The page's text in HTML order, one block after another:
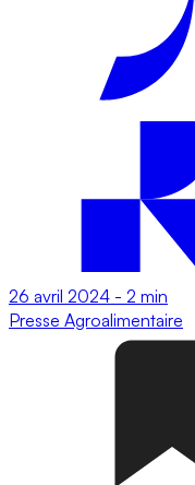
26 avril 2024 - 2 min
Presse Agroalimentaire